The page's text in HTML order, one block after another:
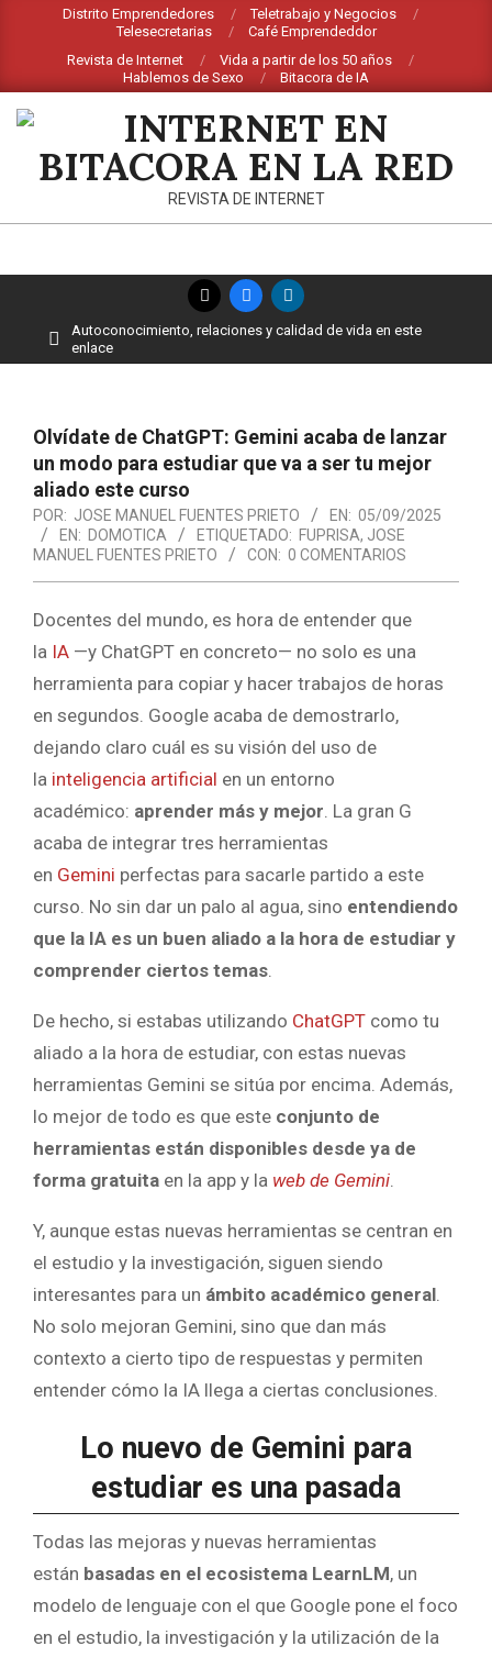
contenido
Distrito Emprendedores
Teletrabajo y Negocios
Telesecretarias
Café Emprendeddor
Revista de Internet
Vida a partir de los 50 años
Hablemos de Sexo
Bitacora de IA
INTERNET
BITACORA
EN
LA
REVISTA DE INTERNET
navegación
principal
Autoconocimiento, relaciones y calidad de vida en este
enlace
Olvídate de ChatGPT: Gemini acaba de lanzar
un modo para estudiar que va a ser tu mejor
aliado este curso
POR: JOSE MANUEL FUENTES PRIETO EN: 05/09/2025
EN: DOMOTICA ETIQUETADO: FUPRISA, JOSE
MANUEL FUENTES PRIETO
CON: 0 COMENTARIOS
Docentes del mundo, es hora de entender que
la IA —y ChatGPT en concreto— no solo es una
herramienta para copiar y hacer trabajos de horas
en segundos. Google acaba de demostrarlo,
dejando claro cuál es su visión del uso de
la inteligencia artificial en un entorno
académico: aprender más y mejor. La gran G
acaba de integrar tres herramientas
en Gemini perfectas para sacarle partido a este
curso. No sin dar un palo al agua, sino entendiendo
que la IA es un buen aliado a la hora de estudiar y
comprender ciertos temas.
De hecho, si estabas utilizando ChatGPT como tu
aliado a la hora de estudiar, con estas nuevas
herramientas Gemini se sitúa por encima. Además,
lo mejor de todo es que este conjunto de
herramientas están disponibles desde ya de
forma gratuita en la app y la web de Gemini.
Y, aunque estas nuevas herramientas se centran en
el estudio y la investigación, siguen siendo
interesantes para un ámbito académico general.
No solo mejoran Gemini, sino que dan más
contexto a cierto tipo de respuestas y permiten
entender cómo la IA llega a ciertas conclusiones.
Lo nuevo de Gemini para
estudiar es una pasada
Todas las mejoras y nuevas herramientas
están basadas en el ecosistema LearnLM, un
modelo de lenguaje con el que Google pone el foco
en el estudio, la investigación y la utilización de la